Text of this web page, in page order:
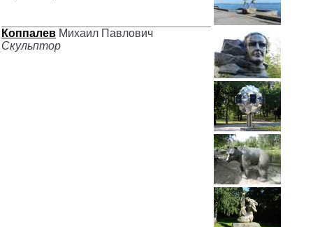
Коппалев Михаил Павлович
Скульптор